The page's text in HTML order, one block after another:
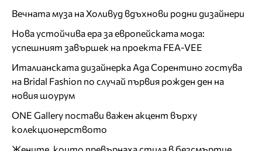
Вечната муза на Холивуд вдъхнови родни дизайнери
Нова устойчива ера за европейската мода:
успешният завършек на проекта FEA-VEE
Италианската дизайнерка Ада Сорентино гостува
на Bridal Fashion по случай първия рожден ден на
новия шоурум
ONE Gallery постави важен акцент върху
колекционерството